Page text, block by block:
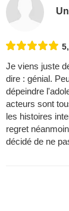
Je viens juste
dire : génial.
dépeindre
acteurs sont
les histoires
regret
décidé de ne